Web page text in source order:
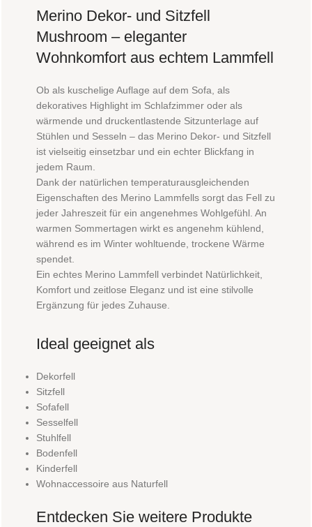
Merino Dekor- und Sitzfell
Mushroom – eleganter
Wohnkomfort aus echtem Lammfell
Ob als kuschelige Auflage auf dem Sofa, als
dekoratives Highlight im Schlafzimmer oder als
wärmende und druckentlastende Sitzunterlage auf
Stühlen und Sesseln – das Merino Dekor- und Sitzfell
ist vielseitig einsetzbar und ein echter Blickfang in
jedem Raum.
Dank der natürlichen temperaturausgleichenden
Eigenschaften des Merino Lammfells sorgt das Fell zu
jeder Jahreszeit für ein angenehmes Wohlgefühl. An
warmen Sommertagen wirkt es angenehm kühlend,
während es im Winter wohltuende, trockene Wärme
spendet.
Ein echtes Merino Lammfell verbindet Natürlichkeit,
Komfort und zeitlose Eleganz und ist eine stilvolle
Ergänzung für jedes Zuhause.
Ideal geeignet als
Dekorfell
Sitzfell
Sofafell
Sesselfell
Stuhlfell
Bodenfell
Kinderfell
Wohnaccessoire aus Naturfell
Entdecken Sie weitere Produkte